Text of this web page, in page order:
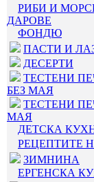
РИБИ И
ДАРОВЕ
ФОНДЮ
ПАСТИ И
ДЕСЕРТИ
ТЕСТЕНИ
БЕЗ МАЯ
ТЕСТЕНИ
МАЯ
ДЕТСКА
РЕЦЕПТИТЕ
ЗИМНИНА
ЕРГЕНСКА